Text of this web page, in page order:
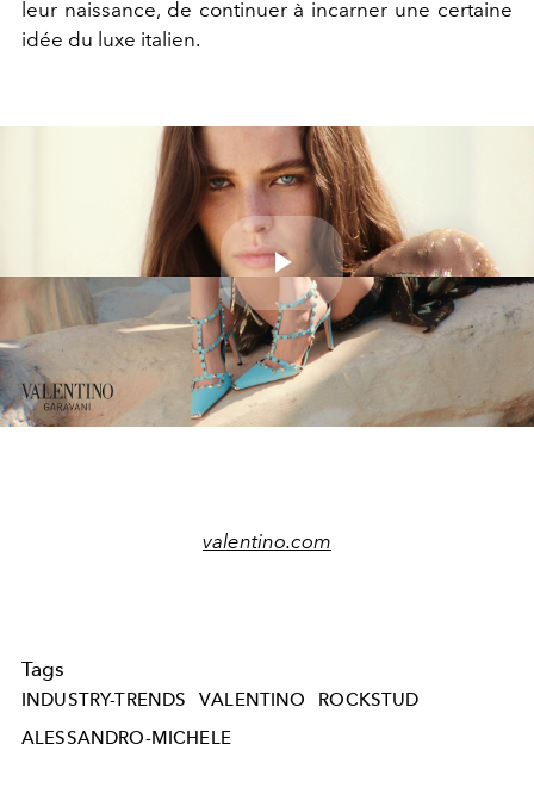
leur naissance, de continuer à incarner une certaine
idée du luxe italien.
Play
Video
valentino.com
Tags
INDUSTRY-TRENDS VALENTINO
ROCKSTUD
ALESSANDRO-MICHELE